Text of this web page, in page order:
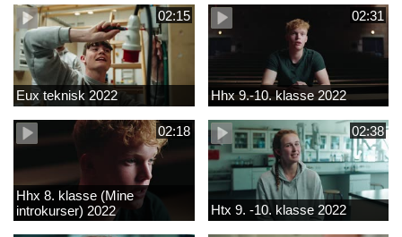
02:15
Eux teknisk 2022
02:31
Hhx 9.-10. klasse 2022
02:18
Hhx 8. klasse (Mine
introkurser) 2022
02:38
Htx 9. -10. klasse 2022